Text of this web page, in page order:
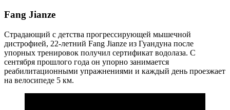
Fang Jianze
Страдающий с детства прогрессирующей мышечной
дистрофией, 22-летний Fang Jianze из Гуандуна после
упорных тренировок получил сертификат водолаза. С
сентября прошлого года он упорно занимается
реабилитационными упражнениями и каждый день проезжает
на велосипеде 5 км.